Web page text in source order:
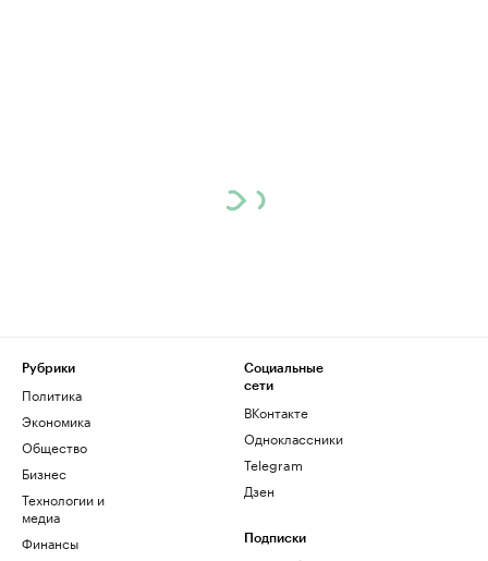
Рубрики
Политика
Экономика
Общество
Бизнес
Технологии и
медиа
Финансы
Социальные
сети
ВКонтакте
Одноклассники
Telegram
Дзен
Подписки